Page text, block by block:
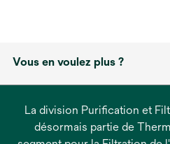
Vous en voulez plus ?
La division Purification et
désormais partie de